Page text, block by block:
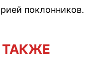
поклонников.
ТАКЖЕ